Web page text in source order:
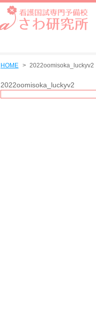
HOME 2022oomisoka_luckyv2
2022oomisoka_luckyv2